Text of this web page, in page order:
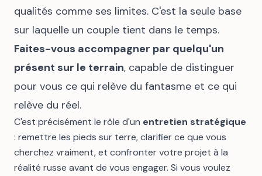
qualités comme ses limites. C'est la seule base
sur laquelle un couple tient dans le temps.
Faites-vous accompagner par quelqu'un
présent sur le terrain, capable de distinguer
pour vous ce qui relève du fantasme et ce qui
relève du réel.
C'est précisément le rôle d'un entretien stratégique
: remettre les pieds sur terre, clarifier ce que vous
cherchez vraiment, et confronter votre projet à la
réalité russe avant de vous engager. Si vous voulez